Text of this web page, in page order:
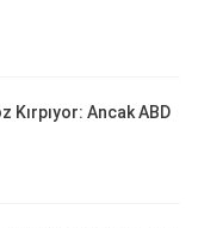
Kırpıyor: Ancak ABD